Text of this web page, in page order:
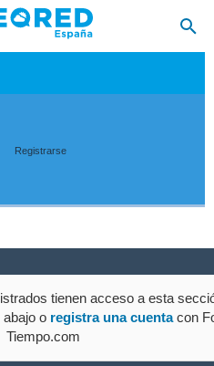
Registrarse
tienen acceso a esta
o registra una cuentacon
Tiempo.com